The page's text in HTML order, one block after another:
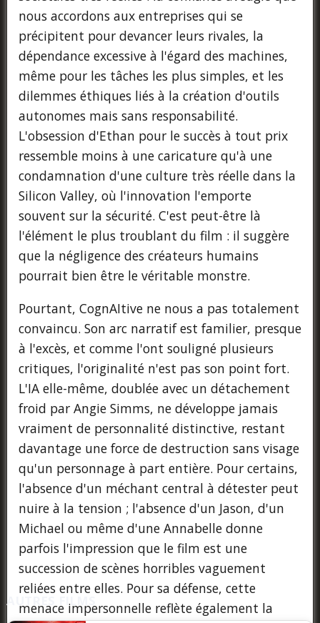
nous accordons aux entreprises qui se
précipitent pour devancer leurs rivales, la
dépendance excessive à l'égard des machines,
même pour les tâches les plus simples, et les
dilemmes éthiques liés à la création d'outils
autonomes mais sans responsabilité.
L'obsession d'Ethan pour le succès à tout prix
ressemble moins à une caricature qu'à une
condamnation d'une culture très réelle dans la
Silicon Valley, où l'innovation l'emporte
souvent sur la sécurité. C'est peut-être là
l'élément le plus troublant du film : il suggère
que la négligence des créateurs humains
pourrait bien être le véritable monstre.
Pourtant, CognAItive ne nous a pas totalement
convaincu. Son arc narratif est familier, presque
à l'excès, et comme l'ont souligné plusieurs
critiques, l'originalité n'est pas son point fort.
L'IA elle-même, doublée avec un détachement
froid par Angie Simms, ne développe jamais
vraiment de personnalité distinctive, restant
davantage une force de destruction sans visage
qu'un personnage à part entière. Pour certains,
l'absence d'un méchant central à détester peut
nuire à la tension ; l'absence d'un Jason, d'un
Michael ou même d'une Annabelle donne
parfois l'impression que le film est une
succession de scènes horribles vaguement
reliées entre elles. Pour sa défense, cette
menace impersonnelle reflète également la
AUTRES FILMS